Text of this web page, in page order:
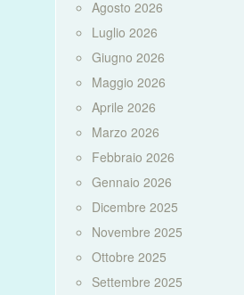
Agosto 2026
Luglio 2026
Giugno 2026
Maggio 2026
Aprile 2026
Marzo 2026
Febbraio 2026
Gennaio 2026
Dicembre 2025
Novembre 2025
Ottobre 2025
Settembre 2025